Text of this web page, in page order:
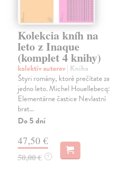
Kolekcia kníh na
leto z Inaque
(komplet 4 knihy)
kolektív autorov| Kniha
Štyri romány, ktoré prečítate za
jedno leto. Michel Houellebecq:
Elementárne častice Nevlastní
brat...
Do 5 dní
47,50 €
50,00 € ?